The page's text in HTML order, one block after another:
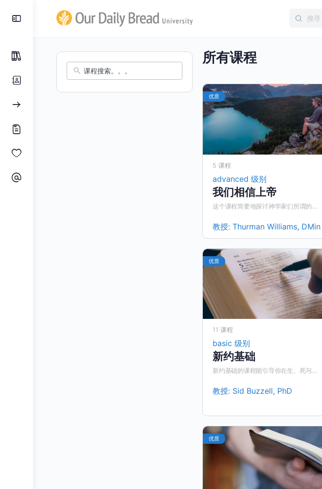
Search
所有课程
优质
5 课程
advanced 级别
我们相信上帝
这个课程简要地探讨神学家们所谓的...
教授: Thurman Williams, DMin
优质
11 课程
basic 级别
新约基础
新约基础的课程能引导你在生、死与...
教授: Sid Buzzell, PhD
优质